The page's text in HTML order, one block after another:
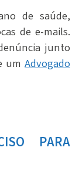
de saúde,
de e-mails.
junto
um Advogado
PARA